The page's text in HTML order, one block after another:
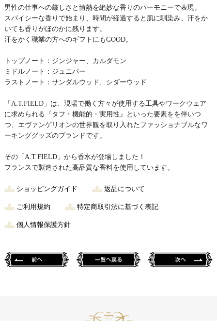
男性の仕事への厳しさと情熱を絶妙な香りのハーモニーで表現。
スパイシーな香りで始まり、時間が経過すると肌に馴染み、汗をか
いても香りがほのかに残ります。
汗をかく職業の方へのギフトにもGOOD。
トップノート：ジンジャー、カルダモン
ミドルノート：ジュニパー
ラストノート：サンダルウッド、シダーウッド
「A.T.FIELD」は、現場で働く方々が使用する工具やワークウェア
に求められる『タフ・機能的・実用性』といった要素をを伴いつ
つ、エヴァンゲリオンの世界観を取り入れたファッショナブルなワ
ーキンググッズのブランドです。
その「A.T.FIELD」から香水が登場しました！
フランスで製造された高品質な香料を使用しています。
ショッピングガイド 返品について
ご利用規約 特定商取引法に基づく表記
個人情報保護方針